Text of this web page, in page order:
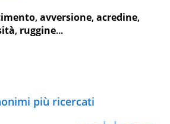
,avversione,acredine,
, ruggine...
più ricercati